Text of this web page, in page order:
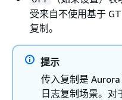
受来自不使用基于
复制。
提示
传入复制是
日志复制场景。对